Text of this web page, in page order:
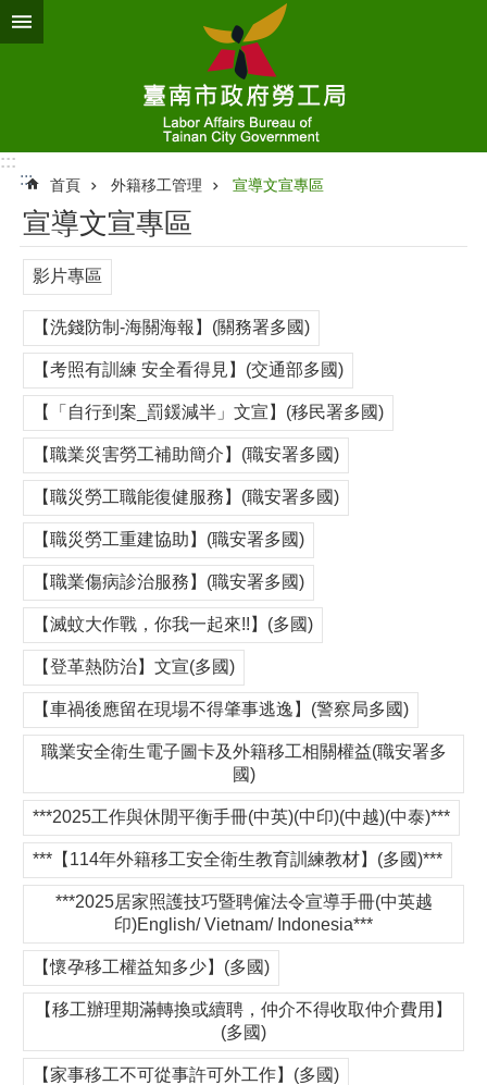
跳到主要內容區塊
:::
:::
首頁 外籍移工管理 宣導文宣專區
宣導文宣專區
影片專區
【洗錢防制-海關海報】(關務署多國)
【考照有訓練 安全看得見】(交通部多國)
【「自行到案_罰鍰減半」文宣】(移民署多國)
【職業災害勞工補助簡介】(職安署多國)
【職災勞工職能復健服務】(職安署多國)
【職災勞工重建協助】(職安署多國)
【職業傷病診治服務】(職安署多國)
【滅蚊大作戰，你我一起來!!】(多國)
【登革熱防治】文宣(多國)
【車禍後應留在現場不得肇事逃逸】(警察局多國)
職業安全衛生電子圖卡及外籍移工相關權益(職安署多
國)
***2025工作與休閒平衡手冊(中英)(中印)(中越)(中泰)***
***【114年外籍移工安全衛生教育訓練教材】(多國)***
***2025居家照護技巧暨聘僱法令宣導手冊(中英越
印)English/ Vietnam/ Indonesia***
【懷孕移工權益知多少】(多國)
【移工辦理期滿轉換或續聘，仲介不得收取仲介費用】
(多國)
【家事移工不可從事許可外工作】(多國)